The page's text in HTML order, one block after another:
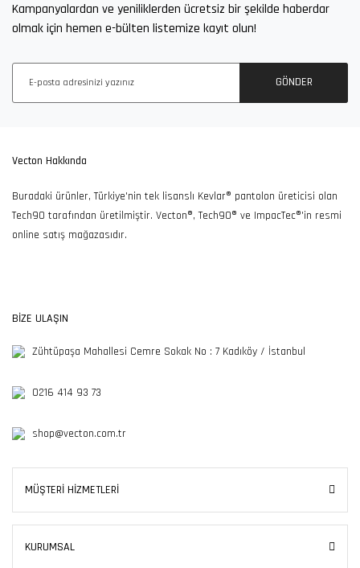
100TL ve Üzeri Alışverişlerde
Ücretsiz İade ve Değişim
7/24 Müşteri Destek
Kampanyalardan ve yeniliklerden ücretsiz bir şekilde haberdar
olmak için hemen e-bülten listemize kayıt olun!
GÖNDER
Vecton Hakkında
Buradaki ürünler, Türkiye'nin tek lisanslı Kevlar® pantolon üreticisi olan
Tech90 tarafından üretilmiştir. Vecton®, Tech90® ve ImpacTec®'in resmi
online satış mağazasıdır.
BİZE ULAŞIN
Zühtüpaşa Mahallesi Cemre Sokak No : 7 Kadıköy / İstanbul
0216 414 93 73
shop@vecton.com.tr
MÜŞTERİ HİZMETLERİ
KURUMSAL